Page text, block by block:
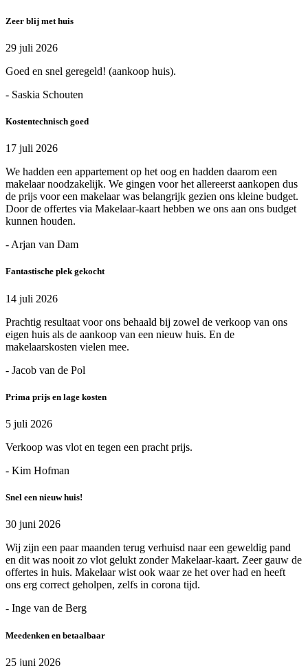
Zeer blij met huis
29 juli 2026
Goed en snel geregeld! (aankoop huis).
- Saskia Schouten
Kostentechnisch goed
17 juli 2026
We hadden een appartement op het oog en hadden daarom een
makelaar noodzakelijk. We gingen voor het allereerst aankopen dus
de prijs voor een makelaar was belangrijk gezien ons kleine budget.
Door de offertes via Makelaar-kaart hebben we ons aan ons budget
kunnen houden.
- Arjan van Dam
Fantastische plek gekocht
14 juli 2026
Prachtig resultaat voor ons behaald bij zowel de verkoop van ons
eigen huis als de aankoop van een nieuw huis. En de
makelaarskosten vielen mee.
- Jacob van de Pol
Prima prijs en lage kosten
5 juli 2026
Verkoop was vlot en tegen een pracht prijs.
- Kim Hofman
Snel een nieuw huis!
30 juni 2026
Wij zijn een paar maanden terug verhuisd naar een geweldig pand
en dit was nooit zo vlot gelukt zonder Makelaar-kaart. Zeer gauw de
offertes in huis. Makelaar wist ook waar ze het over had en heeft
ons erg correct geholpen, zelfs in corona tijd.
- Inge van de Berg
Meedenken en betaalbaar
25 juni 2026